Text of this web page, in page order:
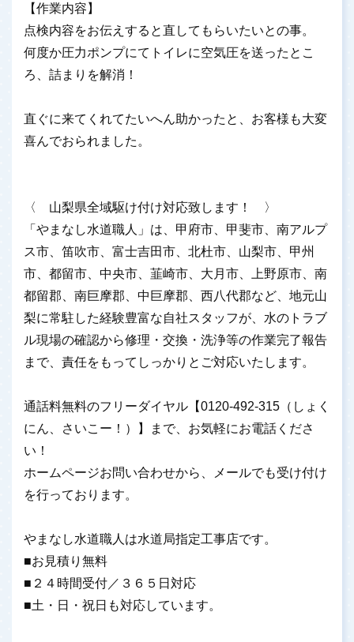
【作業内容】
点検内容をお伝えすると直してもらいたいとの事。
何度か圧力ポンプにてトイレに空気圧を送ったとこ
ろ、詰まりを解消！
直ぐに来てくれてたいへん助かったと、お客様も大変
喜んでおられました。
〈 山梨県全域駆け付け対応致します！ 〉
「やまなし水道職人」は、甲府市、甲斐市、南アルプ
ス市、笛吹市、富士吉田市、北杜市、山梨市、甲州
市、都留市、中央市、韮崎市、大月市、上野原市、南
都留郡、南巨摩郡、中巨摩郡、西八代郡など、地元山
梨に常駐した経験豊富な自社スタッフが、水のトラブ
ル現場の確認から修理・交換・洗浄等の作業完了報告
まで、責任をもってしっかりとご対応いたします。
通話料無料のフリーダイヤル【0120-492-315（しょく
にん、さいこー！）】まで、お気軽にお電話くださ
い！
ホームページお問い合わせから、メールでも受け付け
を行っております。
やまなし水道職人は水道局指定工事店です。
■お見積り無料
■２４時間受付／３６５日対応
■土・日・祝日も対応しています。